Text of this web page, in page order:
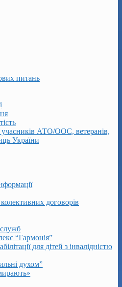
питань
учасників АТО/ООС, ветеранів,
України
договорів
“Гармонія”
для дітей з інвалідністю
духом”